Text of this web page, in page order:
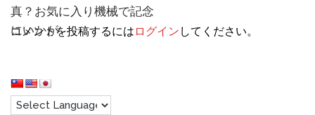
真？お気に入り機械で記念
にいかが
コメントを投稿するには ログイン してください。